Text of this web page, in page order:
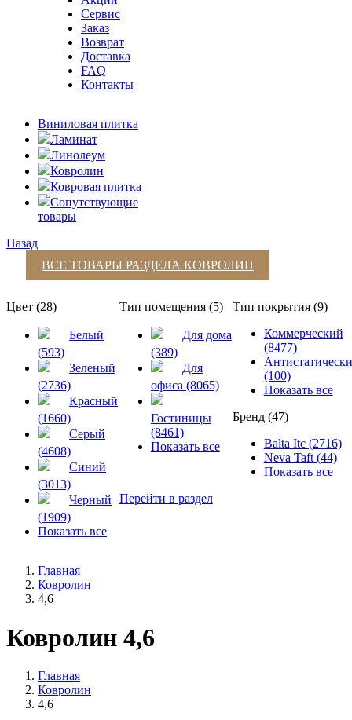
Сервис
Заказ
Возврат
Доставка
FAQ
Контакты
Виниловая плитка
Ламинат
Линолеум
Ковролин
Ковровая плитка
Сопутствующие
товары
Назад
ВСЕ ТОВАРЫ РАЗДЕЛА КОВРОЛИН
Цвет (28)
Белый
(593)
Зеленый
(2736)
Красный
(1660)
Серый
(4608)
Синий
(3013)
Черный
(1909)
Показать все
Тип помещения (5)
Для дома
(389)
Для
офиса (8065)
Гостиницы
(8461)
Показать все
Тип покрытия (9)
Коммерческий
(8477)
(100)
Показать все
Бренд (47)
Balta Itc (2716)
Neva Taft (44)
Показать все
Перейти в раздел
Главная
Ковролин
4,6
Ковролин 4,6
Главная
Ковролин
4,6